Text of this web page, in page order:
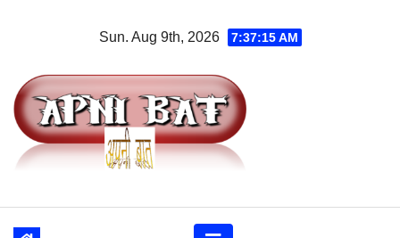
Sun. Aug 9th, 2026 7:37:15 AM